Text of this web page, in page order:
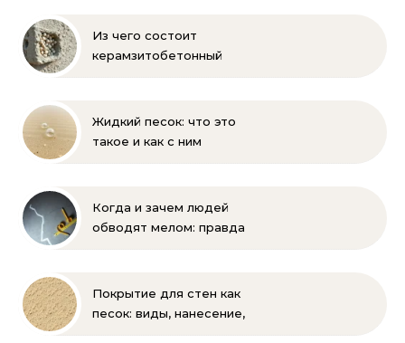
Из чего состоит
керамзитобетонный
Жидкий песок: что это
такое и как с ним
Когда и зачем людей
обводят мелом: правда
Покрытие для стен как
песок: виды, нанесение,